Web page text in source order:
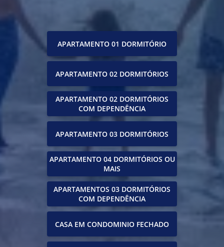
APARTAMENTO 01 DORMITÓRIO
APARTAMENTO 02 DORMITÓRIOS
APARTAMENTO 02 DORMITÓRIOS
COM DEPENDÊNCIA
APARTAMENTO 03 DORMITÓRIOS
APARTAMENTO 04 DORMITÓRIOS OU
MAIS
APARTAMENTOS 03 DORMITÓRIOS
COM DEPENDÊNCIA
CASA EM CONDOMINIO FECHADO